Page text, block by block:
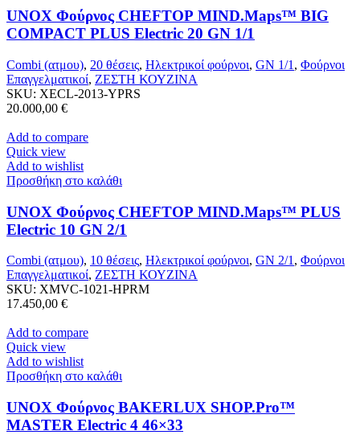
UNOX Φούρνος CHEFTOP MIND.Maps™ BIG
COMPACT PLUS Electric 20 GN 1/1
Combi (ατμου), 20 θέσεις, Ηλεκτρικοί φούρνοι, GN 1/1 , Φούρνοι
Επαγγελματικοί, ΖΕΣΤΗ ΚΟΥΖΙΝΑ
SKU: XECL-2013-YPRS
20.000,00 €
Add to compare
Quick view
Add to wishlist
Προσθήκη στο καλάθι
UNOX Φούρνος CHEFTOP MIND.Maps™ PLUS
Electric 10 GN 2/1
Combi (ατμου), 10 θέσεις, Ηλεκτρικοί φούρνοι, GN 2/1, Φούρνοι
Επαγγελματικοί, ΖΕΣΤΗ ΚΟΥΖΙΝΑ
SKU: XMVC-1021-HPRM
17.450,00 €
Add to compare
Quick view
Add to wishlist
Προσθήκη στο καλάθι
UNOX Φούρνος BAKERLUX SHOP.Pro™
MASTER Electric 4 46×33